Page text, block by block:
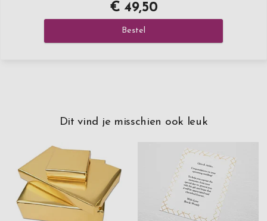
€ 49,50
Bestel
Dit vind je misschien ook leuk